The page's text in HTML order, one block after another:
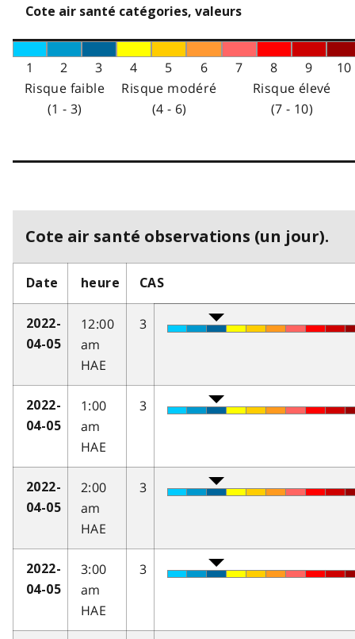
Cote air santé catégories, valeurs
1 2 3 4 5 6 7 8 9
10
Risque faible
(1 - 3)
Risque modéré
(4 - 6)
Risque élevé
(7 - 10)
Cote air santé observations (un jour).
Date heure CAS
2022-
04-05
12:00
am
HAE
3
2022-
04-05
1:00
am
HAE
3
2022-
04-05
2:00
am
HAE
3
2022-
04-05
3:00
am
HAE
3